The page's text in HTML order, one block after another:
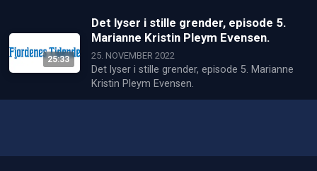
25:33
Det lyser i stille grender, episode 5.
Marianne Kristin Pleym Evensen.
25. NOVEMBER 2022
Det lyser i stille grender, episode 5. Marianne
Kristin Pleym Evensen.